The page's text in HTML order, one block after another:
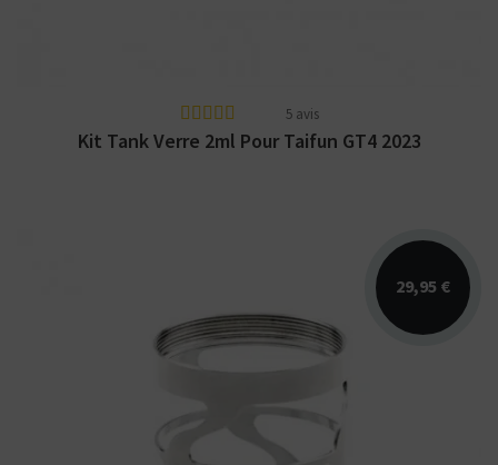
5 avis
Kit Tank Verre 2ml Pour Taifun GT4 2023
29,95 €